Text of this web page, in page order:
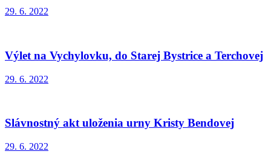
29. 6. 2022
Výlet na Vychylovku, do Starej Bystrice a Terchovej
29. 6. 2022
Slávnostný akt uloženia urny Kristy Bendovej
29. 6. 2022